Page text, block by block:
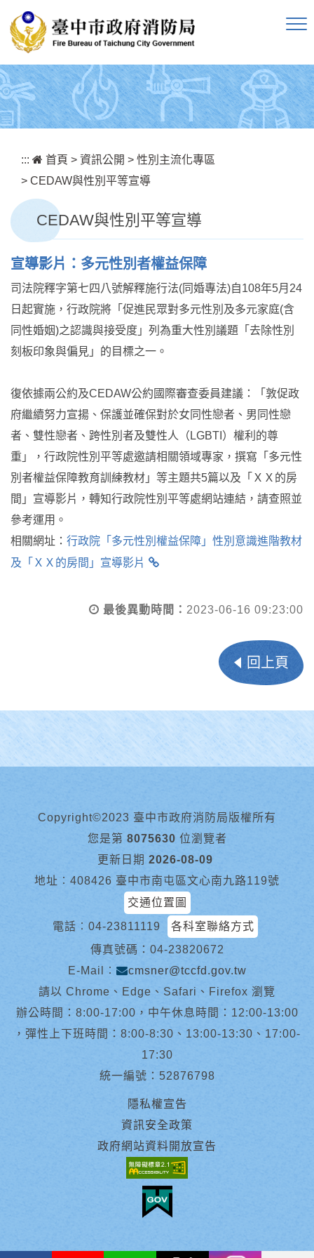
::: 首頁 > 資訊公開 > 性別主流化專區
> CEDAW與性別平等宣導
CEDAW與性別平等宣導
宣導影片：多元性別者權益保障
司法院釋字第七四八號解釋施行法(同婚專法)自108年5月24
日起實施，行政院將「促進民眾對多元性別及多元家庭(含
同性婚姻)之認識與接受度」列為重大性別議題「去除性別
刻板印象與偏見」的目標之一。
復依據兩公約及CEDAW公約國際審查委員建議：「敦促政
府繼續努力宣揚、保護並確保對於女同性戀者、男同性戀
者、雙性戀者、跨性別者及雙性人（LGBTI）權利的尊
重」，行政院性別平等處邀請相關領域專家，撰寫「多元性
別者權益保障教育訓練教材」等主題共5篇以及「ＸＸ的房
間」宣導影片，轉知行政院性別平等處網站連結，請查照並
參考運用。
相關網址： 行政院「多元性別權益保障」性別意識進階教材
及「ＸＸ的房間」宣導影片
最後異動時間： 2023-06-16 09:23:00
回上頁
Copyright©2023 臺中市政府消防局版權所有
您是第 8075630 位瀏覽者
更新日期 2026-08-09
地址︰408426 臺中市南屯區文心南九路119號
交通位置圖
電話︰ 04-23811119
各科室聯絡方式
傳真號碼：04-23820672
E-Mail︰
cmsner@tccfd.gov.tw
請以 Chrome、Edge、Safari、Firefox 瀏覽
辦公時間：8:00-17:00，中午休息時間：12:00-13:00
，彈性上下班時間：8:00-8:30、13:00-13:30、17:00-
17:30
統一編號：52876798
隱私權宣告
資訊安全政策
政府網站資料開放宣告